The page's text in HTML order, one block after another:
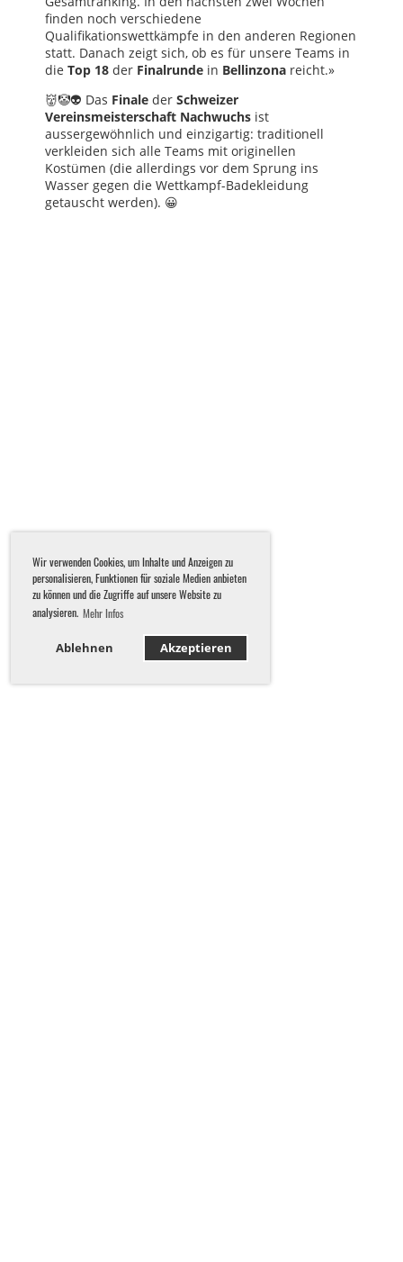
Wir verwenden Cookies, um Inhalte und Anzeigen zu
personalisieren, Funktionen für soziale Medien anbieten
zu können und die Zugriffe auf unsere Website zu
analysieren. Mehr Infos
Ablehnen Akzeptieren
finden noch verschiedene
Qualifikationswettkämpfe in den anderen Regionen
statt. Danach zeigt sich, ob es für unsere Teams in
die Top 18 der Finalrunde in Bellinzona reicht.»
👹🤡👽 Das Finale der Schweizer
Vereinsmeisterschaft Nachwuchs ist
aussergewöhnlich und einzigartig: traditionell
verkleiden sich alle Teams mit originellen
Kostümen (die allerdings vor dem Sprung ins
Wasser gegen die Wettkampf-Badekleidung
getauscht werden). 😀